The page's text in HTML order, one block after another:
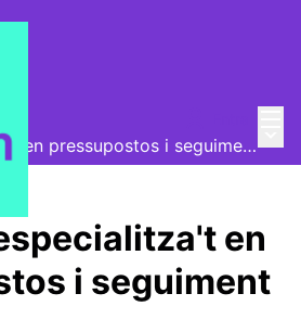
en pressupostos i seguiment
en
i seguiment